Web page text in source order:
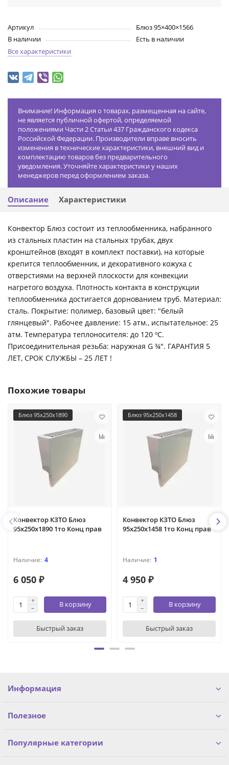
Артикул
Блюз 95×400×1566
В наличии
Есть в наличии
Все характеристики
Внимание! Информация о товарах, размещенная на сайте,
не является публичной офертой, определяемой
положениями Части 2 Статьи 437 Гражданского кодекса
Российской Федерации. Производители вправе вносить
изменения в технические характеристики, внешний вид и
комплектацию товаров без предварительного
уведомления. Уточняйте характеристики у наших
менеджеров перед оформлением заказа.
Описание Характеристики
Конвектор Блюз состоит из теплообменника, набранного
из стальных пластин на стальных трубах, двух
кронштейнов (входят в комплект поставки), на которые
крепится теплообменник, и декоративного кожуха с
отверстиями на верхней плоскости для конвекции
нагретого воздуха. Плотность контакта в конструкции
теплообменника достигается дорнованием труб. Материал:
сталь. Покрытие: полимер, базовый цвет: "белый
глянцевый". Рабочее давление: 15 атм., испытательное: 25
атм. Температура теплоносителя: до 120 ºС.
Присоединительная резьба: наружная G ¾". ГАРАНТИЯ 5
ЛЕТ, СРОК СЛУЖБЫ – 25 ЛЕТ !
Похожие товары
Блюз 95х250х1890
Конвектор КЗТО Блюз
95х250х1890 1то Конц прав
4
6 050 ₽
В корзину
Быстрый заказ
Блюз 95х250х1458
Конвектор КЗТО Блюз
95х250х1458 1то Конц прав
1
4 950 ₽
В корзину
Быстрый заказ
Информация
Полезное
Популярные категории